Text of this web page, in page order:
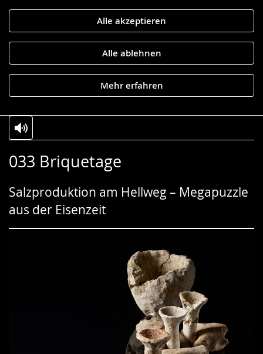
Alle akzeptieren
Alle ablehnen
Mehr erfahren
033 Briquetage
Salzproduktion am Hellweg – Megapuzzle
aus der Eisenzeit
Leichten
wechseln.
Audio-
Video
Deutscher
Gebärdensprache
wird